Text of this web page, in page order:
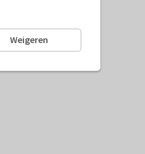
Weigeren